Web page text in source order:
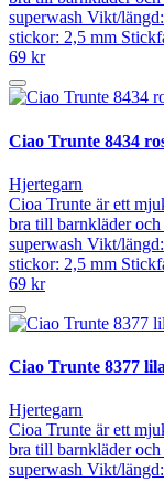
superwash Vikt/
stickor: 2,5 mm
69 kr
Ciao Trunte 8434
Hjertegarn
Cioa Trunte är ett
bra till barnkläder
superwash Vikt/
stickor: 2,5 mm
69 kr
Ciao Trunte 8377
Hjertegarn
Cioa Trunte är ett
bra till barnkläder
superwash Vikt/